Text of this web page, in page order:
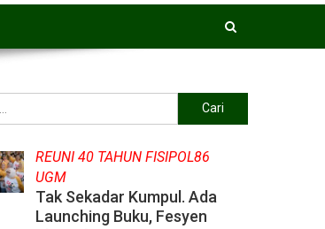
untuk:
REUNI 40 TAHUN FISIPOL86
UGM
Tak Sekadar Kumpul. Ada
Launching Buku, Fesyen